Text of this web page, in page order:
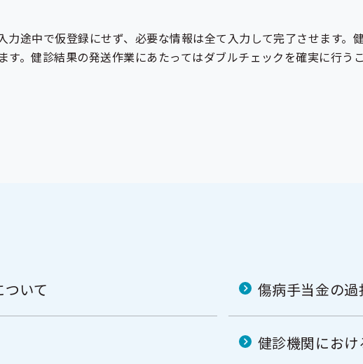
途中で仮登録にせず、必要な情報は全て入力して完了させます。
。健診結果の発送作業にあたってはダブルチェックを確実に行う
いて 傷病手当金の過
健診機関にお